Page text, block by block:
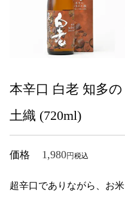
本辛口 白老 知多の
土織 (720ml)
価格 1,980 税込
超辛口でありながら、お米